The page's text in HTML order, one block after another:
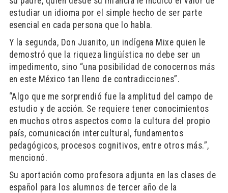
estudiar un idioma por el simple hecho de ser parte
esencial en cada persona que lo habla.
Y la segunda, Don Juanito, un indígena Mixe quien le
demostró que la riqueza lingüística no debe ser un
impedimento, sino “una posibilidad de conocernos más
en este México tan lleno de contradicciones”.
“Algo que me sorprendió fue la amplitud del campo de
estudio y de acción. Se requiere tener conocimientos
en muchos otros aspectos como la cultura del propio
país, comunicación intercultural, fundamentos
pedagógicos, procesos cognitivos, entre otros más.”,
mencionó.
Su aportación como profesora adjunta en las clases de
español para los alumnos de tercer año de la